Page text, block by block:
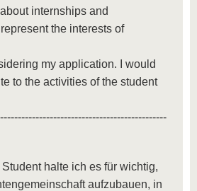
internships and
the interests of
my application. I would
to the activities of the student
halte ich es für wichtig,
aufzubauen, in